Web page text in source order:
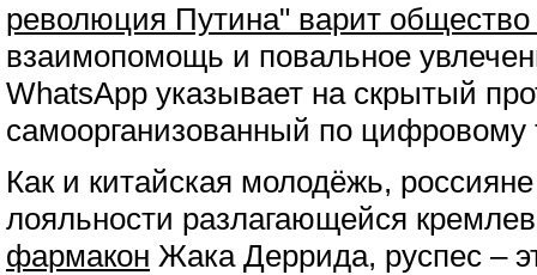
революция Путина" варит общество
взаимопомощь и повальное
WhatsApp указывает на скрытый
самоорганизованный по цифровому
Как и китайская молодёжь,
лояльности разлагающейся
фармакон Жака Деррида, руспес –